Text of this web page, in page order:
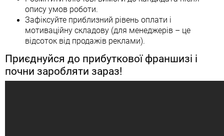
опису умов роботи.
Зафіксуйте приблизний рівень оплати і
мотиваційну складову (для менеджерів – це
відсоток від продажів реклами).
Приєднуйся до прибуткової франшизі і
почни заробляти зараз!